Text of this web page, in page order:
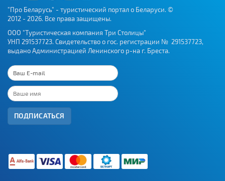
"Про Беларусь" - туристический портал о Беларуси. ©
2012 - 2026. Все права защищены.
ООО "Туристическая компания Три Столицы"
УНП 291537723. Свидетельство о гос. регистрации № 291537723,
выдано Администрацией Ленинского р-на г. Бреста.
ПОДПИСАТЬСЯ